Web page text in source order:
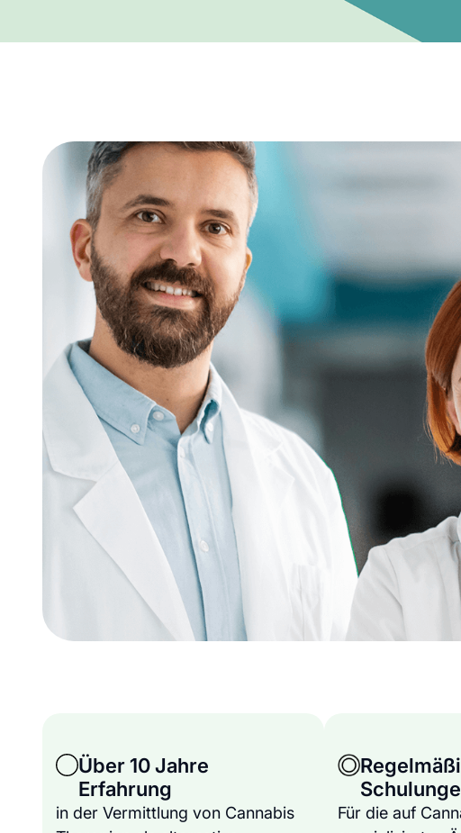
Über 10 Jahre
Erfahrung
in der Vermittlung von Cannabis
Für die auf